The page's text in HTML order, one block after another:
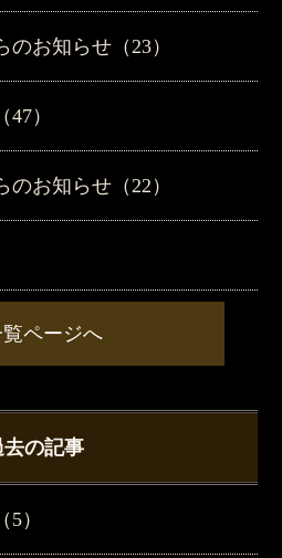
お知らせ（23）
）
のお知らせ（22）
ページへ
去の記事
）